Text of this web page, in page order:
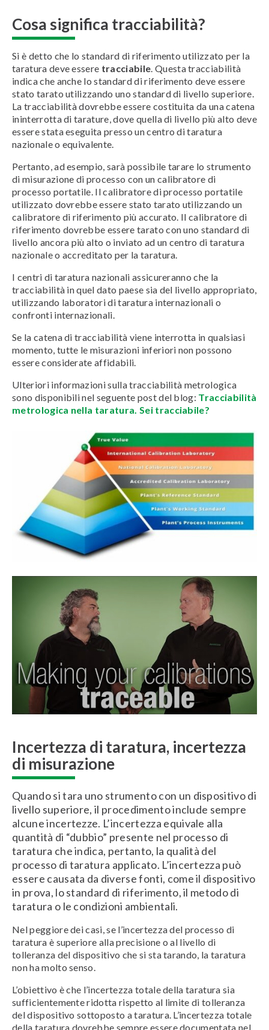
Cosa significa tracciabilità?
Si è detto che lo standard di riferimento utilizzato per la
taratura deve essere tracciabile. Questa tracciabilità
indica che anche lo standard di riferimento deve essere
stato tarato utilizzando uno standard di livello superiore.
La tracciabilità dovrebbe essere costituita da una catena
ininterrotta di tarature, dove quella di livello più alto deve
essere stata eseguita presso un centro di taratura
nazionale o equivalente.
Pertanto, ad esempio, sarà possibile tarare lo strumento
di misurazione di processo con un calibratore di
processo portatile. Il calibratore di processo portatile
utilizzato dovrebbe essere stato tarato utilizzando un
calibratore di riferimento più accurato. Il calibratore di
riferimento dovrebbe essere tarato con uno standard di
livello ancora più alto o inviato ad un centro di taratura
nazionale o accreditato per la taratura.
I centri di taratura nazionali assicureranno che la
tracciabilità in quel dato paese sia del livello appropriato,
utilizzando laboratori di taratura internazionali o
confronti internazionali.
Se la catena di tracciabilità viene interrotta in qualsiasi
momento, tutte le misurazioni inferiori non possono
essere considerate affidabili.
Ulteriori informazioni sulla tracciabilità metrologica
sono disponibili nel seguente post del blog: Tracciabilità
metrologica nella taratura. Sei tracciabile?
Incertezza di taratura, incertezza
di misurazione
Quando si tara uno strumento con un dispositivo di
livello superiore, il procedimento include sempre
alcune incertezze. L’incertezza equivale alla
quantità di “dubbio” presente nel processo di
taratura che indica, pertanto, la qualità del
processo di taratura applicato. L’incertezza può
essere causata da diverse fonti, come il dispositivo
in prova, lo standard di riferimento, il metodo di
taratura o le condizioni ambientali.
Nel peggiore dei casi, se l’incertezza del processo di
taratura è superiore alla precisione o al livello di
tolleranza del dispositivo che si sta tarando, la taratura
non ha molto senso.
L’obiettivo è che l’incertezza totale della taratura sia
sufficientemente ridotta rispetto al limite di tolleranza
del dispositivo sottoposto a taratura. L’incertezza totale
della taratura dovrebbe sempre essere documentata nel